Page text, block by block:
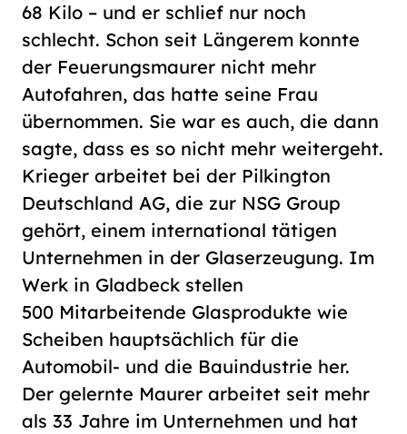
68 Kilo – und er schlief nur noch
schlecht. Schon seit Längerem konnte
der Feuerungsmaurer nicht mehr
Autofahren, das hatte seine Frau
übernommen. Sie war es auch, die dann
sagte, dass es so nicht mehr weitergeht.
Krieger arbeitet bei der Pilkington
Deutschland AG, die zur NSG Group
gehört, einem international tätigen
Unternehmen in der Glaserzeugung. Im
Werk in Gladbeck stellen
500 Mitarbeitende Glasprodukte wie
Scheiben hauptsächlich für die
Automobil- und die Bauindustrie her.
Der gelernte Maurer arbeitet seit mehr
als 33 Jahre im Unternehmen und hat